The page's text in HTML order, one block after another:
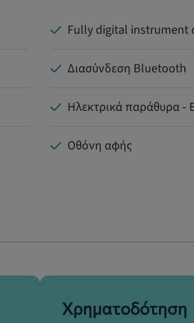
Fully digital instrument
Διασύνδεση Bluetooth
Ηλεκτρικά παράθυρα -
Οθόνη αφής
Χρηματοδότηση